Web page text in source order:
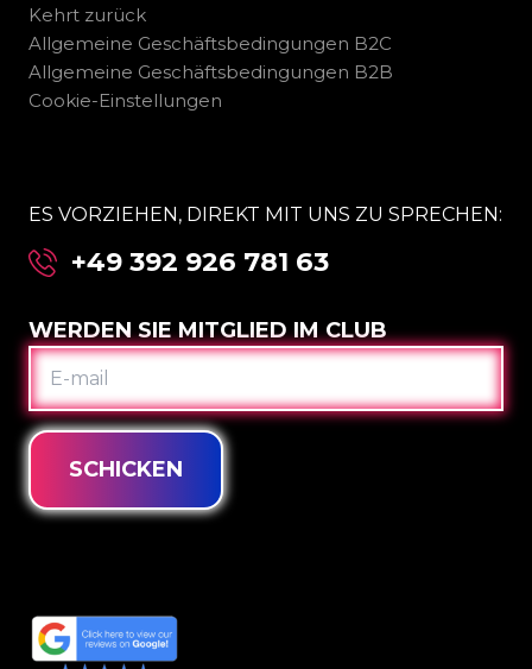
Kehrt zurück
Allgemeine Geschäftsbedingungen B2C
Allgemeine Geschäftsbedingungen B2B
Cookie-Einstellungen
ES VORZIEHEN, DIREKT MIT UNS ZU SPRECHEN:
+49 392 926 781 63
WERDEN SIE MITGLIED IM CLUB
E-
MAIL
SCHICKEN